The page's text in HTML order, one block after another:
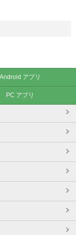
Android アプリ
PC アプリ